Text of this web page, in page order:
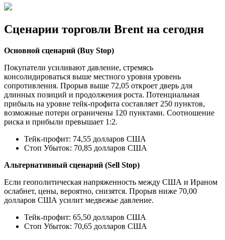
Сценарии торговли Brent на сегодня
Основной сценарий (Buy Stop)
Покупатели усиливают давление, стремясь
консолидироваться выше местного уровня уровень
сопротивления. Прорыв выше 72,05 откроет дверь для
длинных позиций и продолжения роста. Потенциальная
прибыль на уровне тейк-профита составляет 250 пунктов,
возможные потери ограничены 120 пунктами. Соотношение
риска и прибыли превышает 1:2.
Тейк-профит: 74,55 долларов США
Стоп Убыток: 70,85 долларов США
Альтернативный сценарий (Sell Stop)
Если геополитическая напряженность между США и Ираном
ослабнет, цены, вероятно, снизятся. Прорыв ниже 70,00
долларов США усилит медвежье давление.
Тейк-профит: 65,50 долларов США
Стоп Убыток: 70,65 долларов США